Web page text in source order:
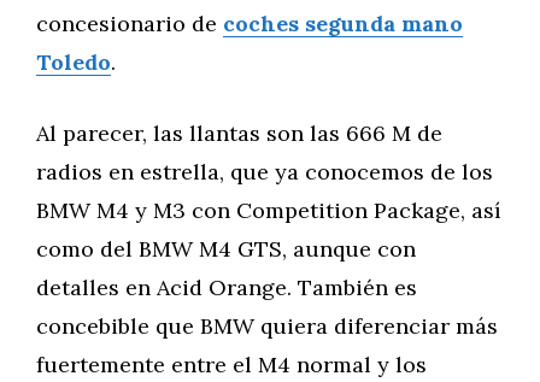
concesionario de coches segunda mano
Toledo.
Al parecer, las llantas son las 666 M de
radios en estrella, que ya conocemos de los
BMW M4 y M3 con Competition Package, así
como del BMW M4 GTS, aunque con
detalles en Acid Orange. También es
concebible que BMW quiera diferenciar más
fuertemente entre el M4 normal y los